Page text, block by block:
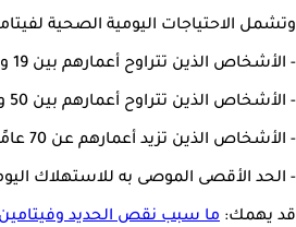
وتشمل الاحتياجات اليومية الصحية
- الأشخاص الذين تتراوح أعمارهم بين 19 و 50 عامًا : 600 وحدة دولية/يوم.
- الأشخاص الذين تتراوح أعمارهم بين 50 و 70 عامًا : 600 وحدة دولية/يوم على الأقل.
- الأشخاص الذين تزيد أعمارهم عن 70 عامًا : 800 وحدة دولية/يوم على الأقل.
- الحد الأقصى الموصى به للاستهلاك اليومي هو 4000 وحدة دولية/يوم
قد يهمك: ما سبب نقص الحديد